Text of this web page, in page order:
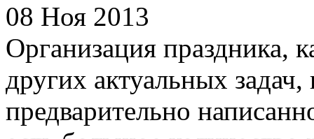
08 Ноя 2013
Организация праздника,
других актуальных задач,
предварительно